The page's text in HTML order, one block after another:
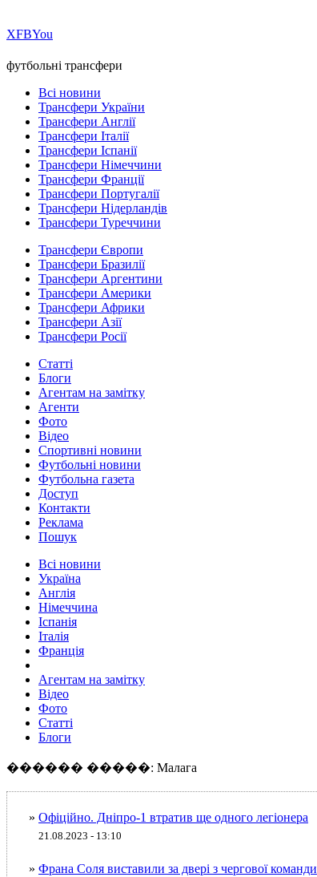
ХFBYou
футбольні трансфери
Всі новини
Трансфери України
Трансфери Англії
Трансфери Італії
Трансфери Іспанії
Трансфери Німеччини
Трансфери Франції
Трансфери Португалії
Трансфери Нідерландів
Трансфери Туреччини
Трансфери Європи
Трансфери Бразилії
Трансфери Аргентини
Трансфери Америки
Трансфери Африки
Трансфери Азії
Трансфери Росії
Статті
Блоги
Агентам на замітку
Агенти
Фото
Відео
Спортивні новини
Футбольні новини
Футбольна газета
Доступ
Контакти
Реклама
Пошук
Всі новини
Україна
Англія
Німеччина
Іспанія
Італія
Франція
Агентам на замітку
Відео
Фото
Статті
Блоги
������ �����: Малага
» Офіційно. Дніпро-1 втратив ще одного легіонера
21.08.2023 - 13:10
» Франа Соля виставили за двері з чергової команди